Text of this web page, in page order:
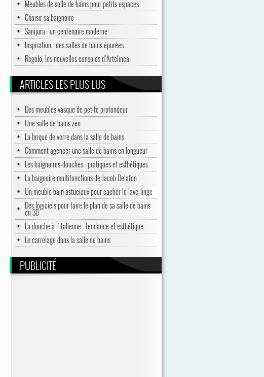
Meubles de salle de bains pour petits espaces
Choisir sa baignoire
Sanijura : un centenaire moderne
Inspiration : des salles de bains épurées
Regolo, les nouvelles consoles d’Artelinea
ARTICLES LES PLUS LUS
Des meubles vasque de petite profondeur
Une salle de bains zen
La brique de verre dans la salle de bains
Comment agencer une salle de bains en longueur
Les baignoires-douches : pratiques et esthétiques
La baignoire multifonctions de Jacob Delafon
Un meuble bain astucieux pour cacher le lave-linge
Des logiciels pour faire le plan de sa salle de bains
en 3D
La douche à l’italienne : tendance et esthétique
Le carrelage dans la salle de bains
PUBLICITÉ